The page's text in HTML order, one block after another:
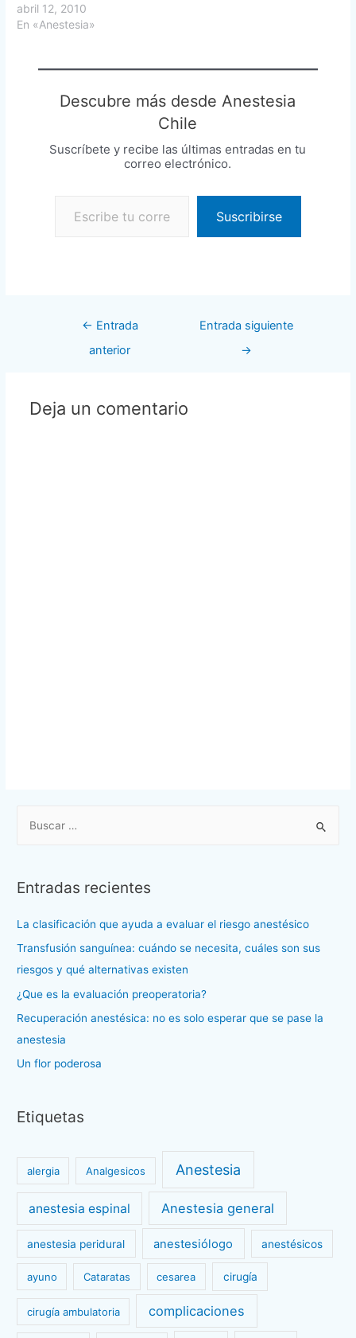
abril 12, 2010
En «Anestesia»
Descubre más desde Anestesia
Chile
Suscríbete y recibe las últimas entradas en tu
correo electrónico.
Suscribirse
← Entrada
anterior
Entrada siguiente
→
Deja un comentario
c
r
p
o
Entradas recientes
La clasificación que ayuda a evaluar el riesgo anestésico
Transfusión sanguínea: cuándo se necesita, cuáles son sus
riesgos y qué alternativas existen
¿Que es la evaluación preoperatoria?
Recuperación anestésica: no es solo esperar que se pase la
anestesia
Un flor poderosa
Etiquetas
alergia Analgesicos Anestesia
anestesia espinal Anestesia general
anestesia peridural anestesiólogo anestésicos
ayuno Cataratas cesarea cirugía
cirugía ambulatoria complicaciones